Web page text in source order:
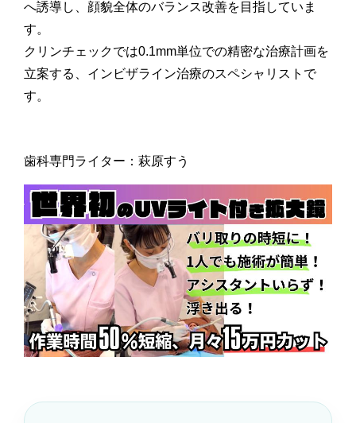
へ誘導し、顔貌全体のバランス改善を目指していま
す。
クリンチェックでは0.1mm単位での精密な治療計画を
立案する、インビザライン治療のスペシャリストで
す。
歯科専門ライター：萩原すう